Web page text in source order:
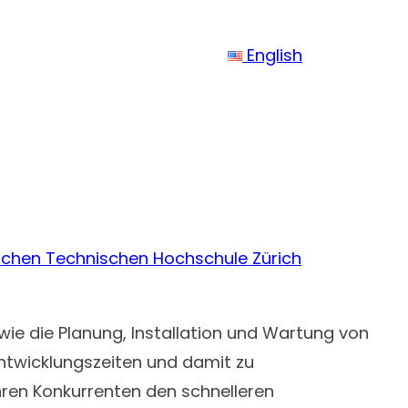
English
Technischen Hochschule Zürich
die Planung, Installation und Wartung von
und damit zu
Konkurrenten den schnelleren